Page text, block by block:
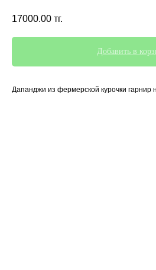
17000.00 тг.
Добавить в
Дапанджи из фермерской курочки